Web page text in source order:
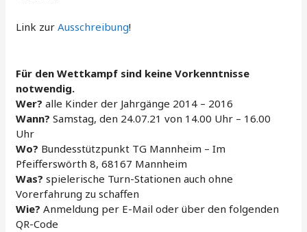
Link zurAusschreibung!
Für den Wettkampf sind keine Vorkenntnisse
notwendig.
Wer?alle Kinder der Jahrgänge 2014 – 2016
Wann?Samstag, den 24.07.21 von 14.00 Uhr – 16.00
Uhr
Wo? Bundesstützpunkt TG Mannheim – Im
Pfeifferswörth 8, 68167 Mannheim
Was? spielerische Turn-Stationen auch ohne
Vorerfahrung zu schaffen
Wie?Anmeldung per E-Mail oder über den folgenden
QR-Code